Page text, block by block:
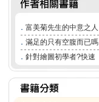
． 富美菊先生的中意之人
． 滿足的只有空腹而已嗎
． 針對繪圖初學者?快速